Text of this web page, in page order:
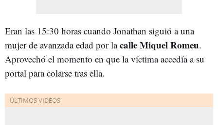
Eran las 15:30 horas cuando Jonathan siguió a una
mujer de avanzada edad por lacalle Miquel Romeu.
Aprovechó el momento en que la víctima accedía a su
portal para colarse tras ella.